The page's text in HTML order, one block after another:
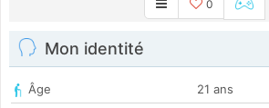
0
Mon identité
Âge
21 ans